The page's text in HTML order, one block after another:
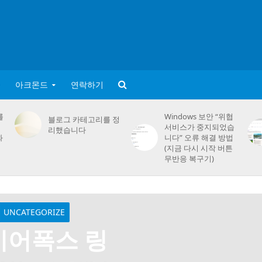
아크몬드 연락하기
블로그 카테고리를 정
리했습니다
Windows 보안 “위협
서비스가 중지되었습
니다” 오류 해결 방법
(지금 다시 시작 버튼
무반응 복구기)
UNCATEGORIZE
어폭스 링